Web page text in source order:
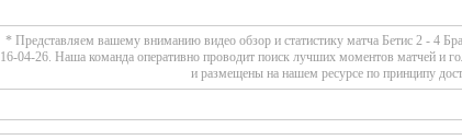
* Представляем вашему вниманию видео обзор и статистику матча Бетис 2 - 4
16-04-26. Наша команда оперативно проводит поиск лучших моментов матчей и
и размещены на нашем ресурсе по принципу